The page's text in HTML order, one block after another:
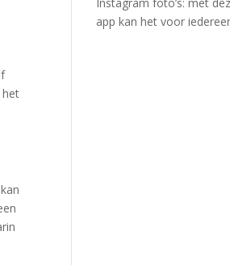
het
app kan het voor